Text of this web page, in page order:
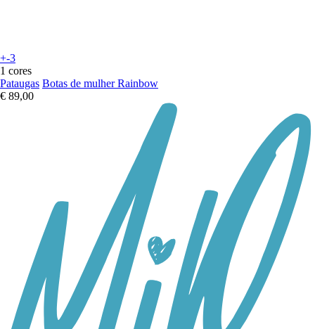
+-3
1 cores
Pataugas Botas de mulher Rainbow
€ 89,00